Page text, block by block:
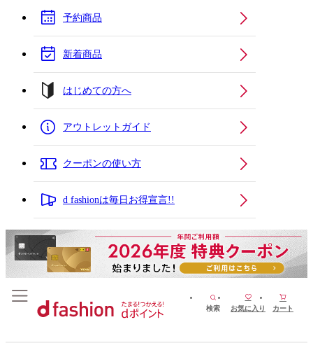
予約商品
新着商品
はじめての方へ
アウトレットガイド
クーポンの使い方
d fashionは毎日お得宣言!!
検索 お気に入り カート